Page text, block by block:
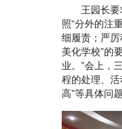
王园长要
照“分外的注
细履责；严厉
美化学校”的
业。”会上，
程的处理、
高”等具体问